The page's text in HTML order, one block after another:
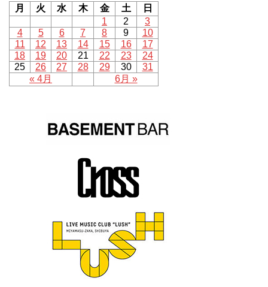
月
火 水 木 金 土
日
1
2
3
4
5 6 7 8 9
10
11
12 13 14 15 16
17
18
19 20 21 22 23
24
25
26 27 28 29 30
31
« 4月
6月 »